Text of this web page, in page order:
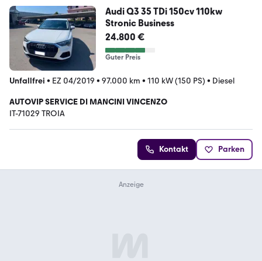
Audi Q3 35 TDi 150cv 110kw
Stronic Business
24.800 €
Guter Preis
Unfallfrei • EZ 04/2019 • 97.000 km • 110 kW (150 PS) • Diesel
AUTOVIP SERVICE DI MANCINI VINCENZO
IT-71029 TROIA
Kontakt Parken